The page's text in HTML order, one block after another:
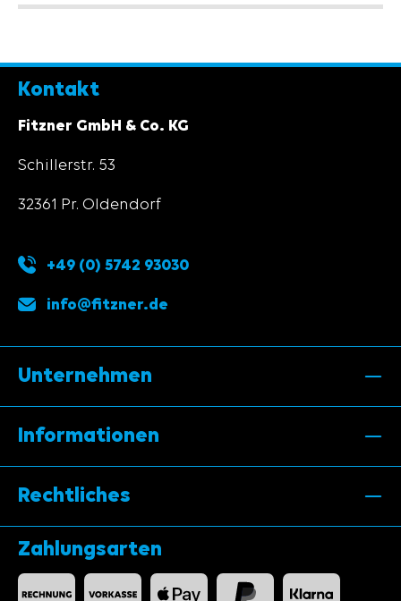
Kontakt
Fitzner GmbH & Co. KG
Schillerstr. 53
32361 Pr. Oldendorf
+49 (0) 5742 93030
info@fitzner.de
Unternehmen
Informationen
Rechtliches
Zahlungsarten